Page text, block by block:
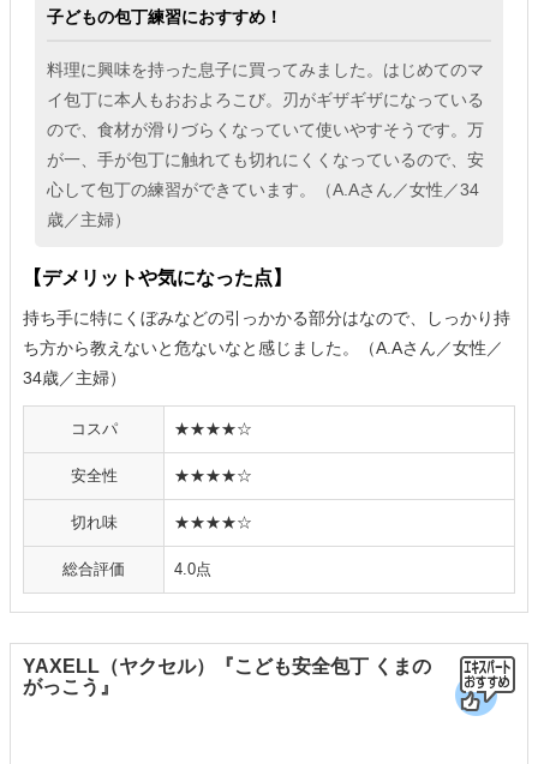
子どもの包丁練習におすすめ！
料理に興味を持った息子に買ってみました。はじめてのマ
イ包丁に本人もおおよろこび。刃がギザギザになっている
ので、食材が滑りづらくなっていて使いやすそうです。万
が一、手が包丁に触れても切れにくくなっているので、安
心して包丁の練習ができています。（A.Aさん／女性／34
歳／主婦）
【デメリットや気になった点】
持ち手に特にくぼみなどの引っかかる部分はなので、しっかり持
ち方から教えないと危ないなと感じました。（A.Aさん／女性／
34歳／主婦）
コスパ ★★★★☆
安全性 ★★★★☆
切れ味 ★★★★☆
総合評価 4.0点
YAXELL（ヤクセル）『こども安全包丁 くまの
がっこう』